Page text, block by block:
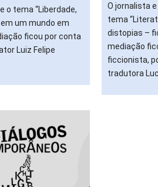
o tema “Liberdade,
um mundo em
ficou por conta
Luiz Felipe
O jornalista
tema
distopias –
mediação
ficcionista,
tradutora